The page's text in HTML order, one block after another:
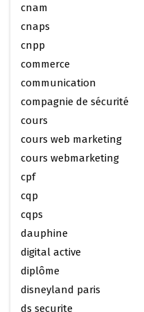
cnam
cnaps
cnpp
commerce
communication
compagnie de sécurité
cours
cours web marketing
cours webmarketing
cpf
cqp
cqps
dauphine
digital active
diplôme
disneyland paris
ds securite